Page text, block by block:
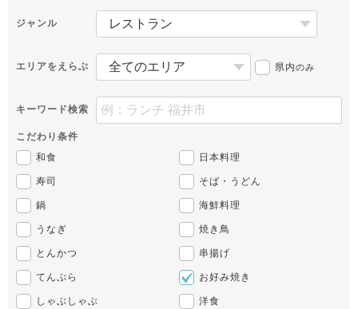
ジャンル
エリアをえらぶ 県内のみ
キーワード検索
こだわり条件
和食
日本料理
寿司 そば・うどん
鍋 海鮮料理
うなぎ 焼き鳥
とんかつ 串揚げ
てんぷら お好み焼き
しゃぶしゃぶ 洋食